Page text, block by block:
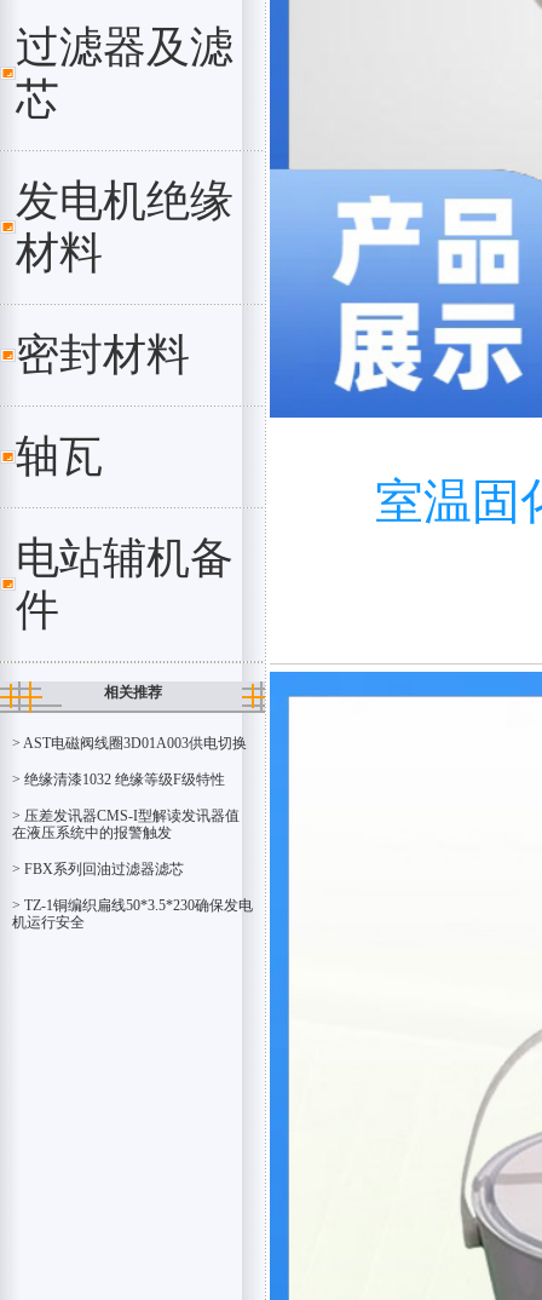
过滤器及滤
芯
发电机绝缘
材料
密封材料
轴瓦
电站辅机备
件
相关推荐
> AST电磁阀线圈3D01A003供电切换
> 绝缘清漆1032 绝缘等级F级特性
> 压差发讯器CMS-I型解读发讯器值
在液压系统中的报警触发
> FBX系列回油过滤器滤芯
> TZ-1铜编织扁线50*3.5*230确保发电
机运行安全
室温固